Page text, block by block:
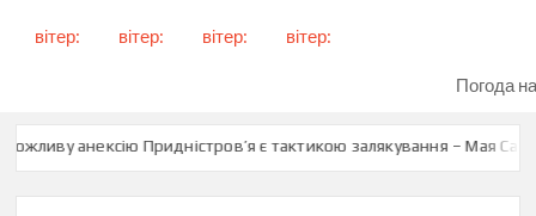
вітер: вітер: вітер: вітер:
Погода
анексію Придністров’я є тактикою залякування – Мая Санду